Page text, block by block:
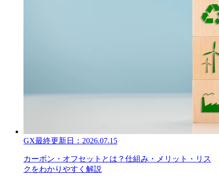
GX最終更新日： 2026.07.15
カーボン・オフセットとは？仕組み・メリット・リス
クをわかりやすく解説